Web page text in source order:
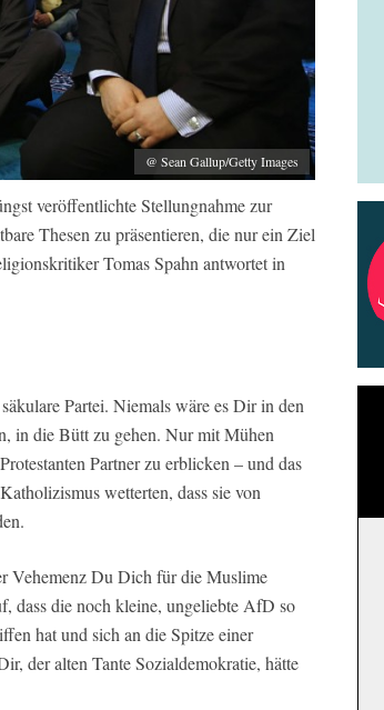
@ Sean Gallup/Getty Images
veröffentlichte Stellungnahme zur
Thesen zu präsentieren, die nur ein Ziel
Tomas Spahn antwortet in
Partei. Niemals wäre es Dir in den
in die Bütt zu gehen. Nur mit Mühen
Partner zu erblicken – und das
wetterten, dass sie von
Vehemenz Du Dich für die Muslime
dass die noch kleine, ungeliebte AfD so
hat und sich an die Spitze einer
der alten Tante Sozialdemokratie, hätte